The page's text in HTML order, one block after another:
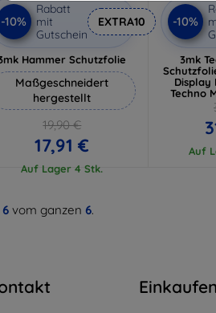
-10%
Rabatt
mit
Gutschein
EXTRA10
Hammer Schutzfolie
Maßgeschneidert
hergestellt
19,90 €
17,91 €
Auf Lager 4 Stk.
-10%
3mk
Display
Techno
Auf
6 vom ganzen 6.
Einkaufen